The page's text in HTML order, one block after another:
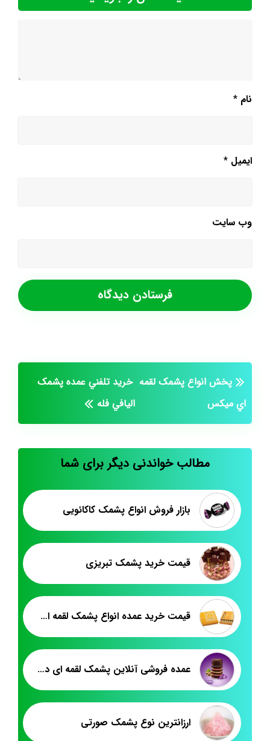
نام *
ایمیل *
وب‌ سایت
پخش انواع پشمک لقمه
اي ميکس
خريد تلفني عمده پشمک
اليافي فله
مطالب خواندنی دیگر برای شما
بازار فروش انواع پشمک کاکائویی
قیمت خرید پشمک تبریزی
قيمت خريد عمده انواع پشمک لقمه اي زعفراني
عمده فروشی آنلاین پشمک لقمه ای دوسرپیچ
ارزانترین نوع پشمک صورتی